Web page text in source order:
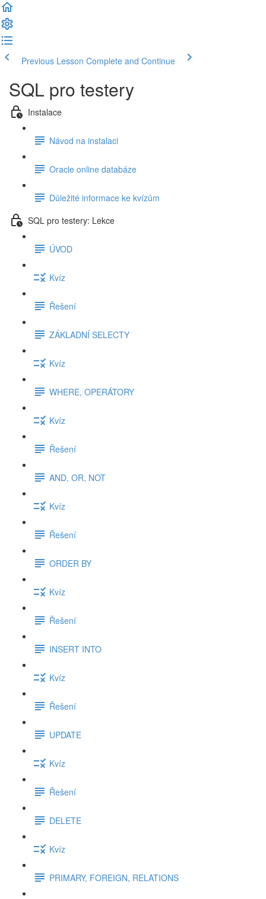
Previous Lesson Complete and Continue
SQL pro testery
Instalace
Návod na instalaci
Oracle online databáze
Důležité informace ke kvízům
SQL pro testery: Lekce
ÚVOD
Kvíz
Řešení
ZÁKLADNÍ SELECTY
Kvíz
WHERE, OPERÁTORY
Kvíz
Řešení
AND, OR, NOT
Kvíz
Řešení
ORDER BY
Kvíz
Řešení
INSERT INTO
Kvíz
Řešení
UPDATE
Kvíz
Řešení
DELETE
Kvíz
PRIMARY, FOREIGN, RELATIONS